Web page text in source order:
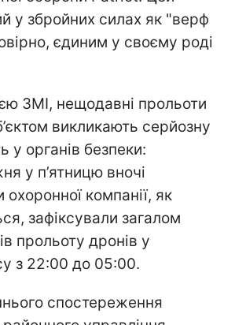
у збройних силах як "верф
єдиним у своєму роді
ЗМІ, нещодавні прольоти
викликають серйозну
у органів безпеки:
у п’ятницю вночі
охоронної компанії, як
зафіксували загалом
прольоту дронів у
з 22:00 до 05:00.
спостереження